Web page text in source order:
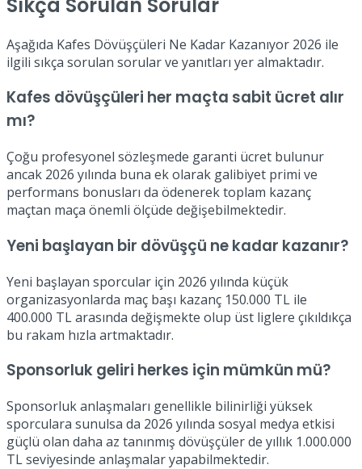
Aşağıda Kafes Dövüşçüleri Ne Kadar Kazanıyor 2026 ile
ilgili sıkça sorulan sorular ve yanıtları yer almaktadır.
Kafes dövüşçüleri her maçta sabit ücret alır
mı?
Çoğu profesyonel sözleşmede garanti ücret bulunur
ancak 2026 yılında buna ek olarak galibiyet primi ve
performans bonusları da ödenerek toplam kazanç
maçtan maça önemli ölçüde değişebilmektedir.
Yeni başlayan bir dövüşçü ne kadar kazanır?
Yeni başlayan sporcular için 2026 yılında küçük
organizasyonlarda maç başı kazanç 150.000 TL ile
400.000 TL arasında değişmekte olup üst liglere çıkıldıkça
bu rakam hızla artmaktadır.
Sponsorluk geliri herkes için mümkün mü?
Sponsorluk anlaşmaları genellikle bilinirliği yüksek
sporculara sunulsa da 2026 yılında sosyal medya etkisi
güçlü olan daha az tanınmış dövüşçüler de yıllık 1.000.000
TL seviyesinde anlaşmalar yapabilmektedir.